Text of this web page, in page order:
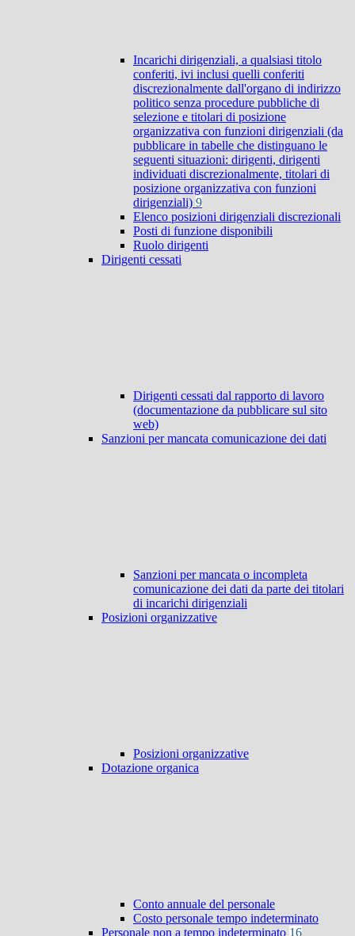
Incarichi dirigenziali, a qualsiasi titolo
conferiti, ivi inclusi quelli conferiti
discrezionalmente dall'organo di indirizzo
politico senza procedure pubbliche di
selezione e titolari di posizione
organizzativa con funzioni dirigenziali (da
pubblicare in tabelle che distinguano le
seguenti situazioni: dirigenti, dirigenti
individuati discrezionalmente, titolari di
posizione organizzativa con funzioni
dirigenziali) 9
Elenco posizioni dirigenziali discrezionali
Posti di funzione disponibili
Ruolo dirigenti
Dirigenti cessati
Dirigenti cessati dal rapporto di lavoro
(documentazione da pubblicare sul sito
web)
Sanzioni per mancata comunicazione dei dati
Sanzioni per mancata o incompleta
comunicazione dei dati da parte dei titolari
di incarichi dirigenziali
Posizioni organizzative
Posizioni organizzative
Dotazione organica
Conto annuale del personale
Costo personale tempo indeterminato
Personale non a tempo indeterminato 16